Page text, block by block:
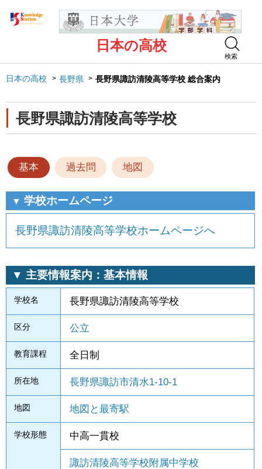
日本の高校
検索
日本の高校 長野県 長野県諏訪清陵高等学校 総合案内
長野県諏訪清陵高等学校
基本 過去問 地図
▼ 学校ホームページ
長野県諏訪清陵高等学校ホームページへ
▼ 主要情報案内：基本情報
学校名 長野県諏訪清陵高等学校
区分 公立
教育課程 全日制
所在地 長野県諏訪市清水1-10-1
地図 地図と最寄駅
学校形態 中高一貫校
諏訪清陵高等学校附属中学校